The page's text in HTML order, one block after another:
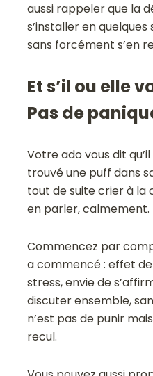
aussi rappeler que la
s’installer en
sans forcément s’en
Et s’il ou elle
Pas de
Votre ado vous dit
trouvé une puff dans
tout de suite crier à la
en parler, calmement.
Commencez par
a commencé : effet
stress, envie de
discuter ensemble,
n’est pas de punir
recul.